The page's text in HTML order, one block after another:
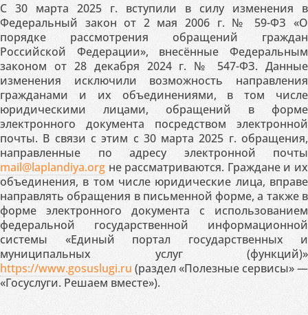
С 30 марта 2025 г. вступили в силу изменения в
Федеральный закон от 2 мая 2006 г. № 59-ФЗ «О
порядке рассмотрения обращений граждан
Российской Федерации», внесённые Федеральным
законом от 28 декабря 2024 г. № 547-ФЗ. Данные
изменения исключили возможность направления
гражданами и их объединениями, в том числе
юридическими лицами, обращений в форме
электронного документа посредством электронной
почты. В связи с этим с 30 марта 2025 г. обращения,
направленные по адресу электронной почты
mail@laplandiya.org не рассматриваются. Граждане и их
объединения, в том числе юридические лица, вправе
направлять обращения в письменной форме, а также в
форме электронного документа с использованием
федеральной государственной информационной
системы «Единый портал государственных и
муниципальных услуг (функций)»
https://www.gosuslugi.ru (раздел «Полезные сервисы» —
«Госуслуги. Решаем вместе»).